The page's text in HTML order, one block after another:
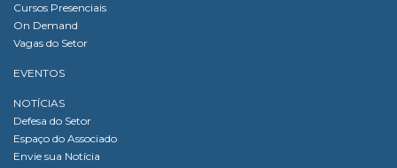
Cursos Presenciais
On Demand
Vagas do Setor
EVENTOS
NOTÍCIAS
Defesa do Setor
Espaço do Associado
Envie sua Notícia